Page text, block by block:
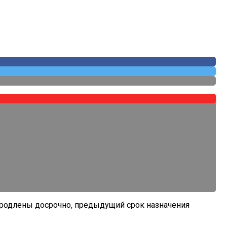
досрочно, предыдущий срок назначения